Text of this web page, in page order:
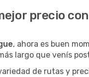
precio
, ahora es buen
largo que venís
de rutas y